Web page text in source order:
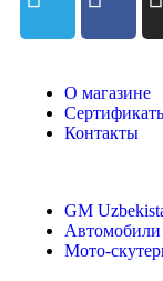
О магазине
Контакты
GM
Автомобили
Мото-